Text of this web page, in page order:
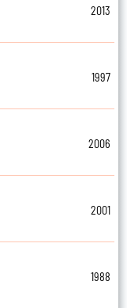
2013
1997
2006
2001
1988